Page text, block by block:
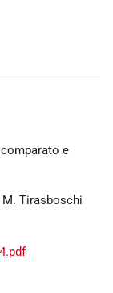
e
M. Tirasboschi